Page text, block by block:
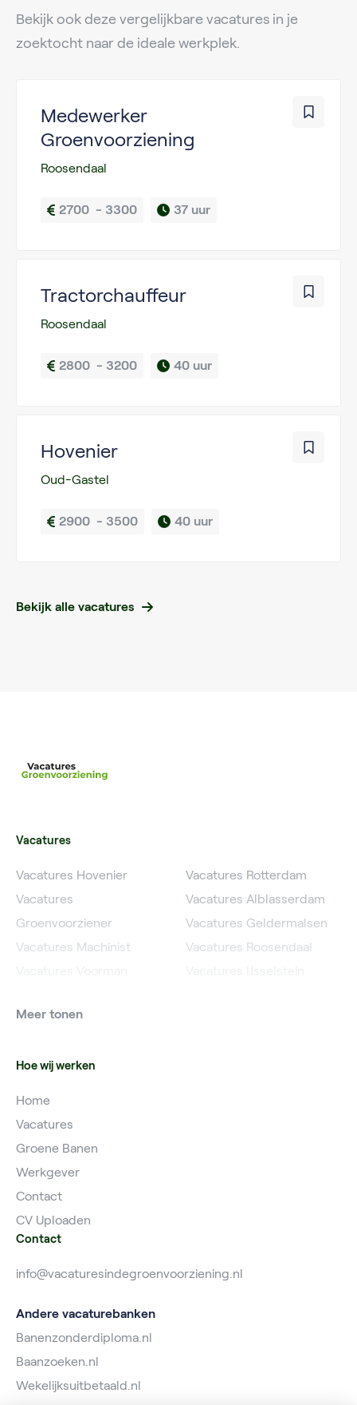
Bekijk ook deze vergelijkbare vacatures in je
zoektocht naar de ideale werkplek.
Medewerker
Groenvoorziening
Roosendaal
2700  - 3300 37 uur
Tractorchauffeur
Roosendaal
2800  - 3200 40 uur
Hovenier
Oud-Gastel
2900  - 3500 40 uur
Bekijk alle vacatures
Vacatures
Vacatures Hovenier
Vacatures
Groenvoorziener
Vacatures Machinist
Vacatures Planner
Vacatures Rotterdam
Vacatures Alblasserdam
Vacatures Geldermalsen
Vacatures Roosendaal
Meer tonen
Hoe wij werken
Home
Vacatures
Groene Banen
Werkgever
Contact
CV Uploaden
Contact
info@vacaturesindegroenvoorziening.nl
Andere vacaturebanken
Banenzonderdiploma.nl
Baanzoeken.nl
Wekelijksuitbetaald.nl